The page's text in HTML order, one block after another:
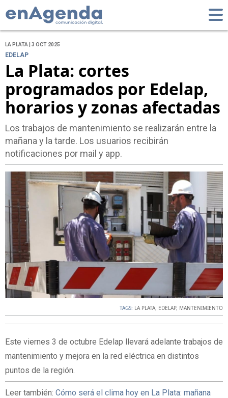
LA PLATA | 3 OCT 2025
EDELAP
La Plata: cortes
programados por Edelap,
horarios y zonas afectadas
Los trabajos de mantenimiento se realizarán entre la
mañana y la tarde. Los usuarios recibirán
notificaciones por mail y app.
TAGS: LA PLATA, EDELAP, MANTENIMIENTO
Este viernes 3 de octubre Edelap llevará adelante trabajos de
mantenimiento y mejora en la red eléctrica en distintos
puntos de la región.
Leer también: Cómo será el clima hoy en La Plata: mañana